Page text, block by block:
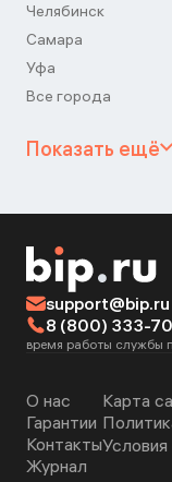
Челябинск
Самара
Уфа
Все города
Показать ещё
support@bip.ru
8 (800) 333-
время работы службы
О нас
Гарантии
Контакты
Журнал
Карта
Условия